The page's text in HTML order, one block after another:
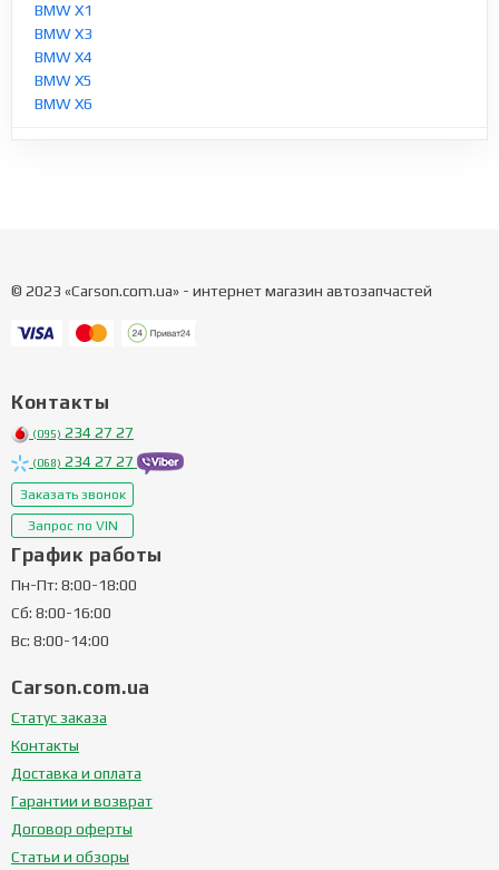
BMW X1
BMW X3
BMW X4
BMW X5
BMW X6
© 2023 «Carson.com.ua» - интернет магазин автозапчастей
Контакты
(095) 234 27 27
(068) 234 27 27
Заказать звонок
Запрос по VIN
График работы
Пн-Пт: 8:00-18:00
Сб: 8:00-16:00
Вс: 8:00-14:00
Carson.com.ua
Статус заказа
Контакты
Доставка и оплата
Гарантии и возврат
Договор оферты
Статьи и обзоры